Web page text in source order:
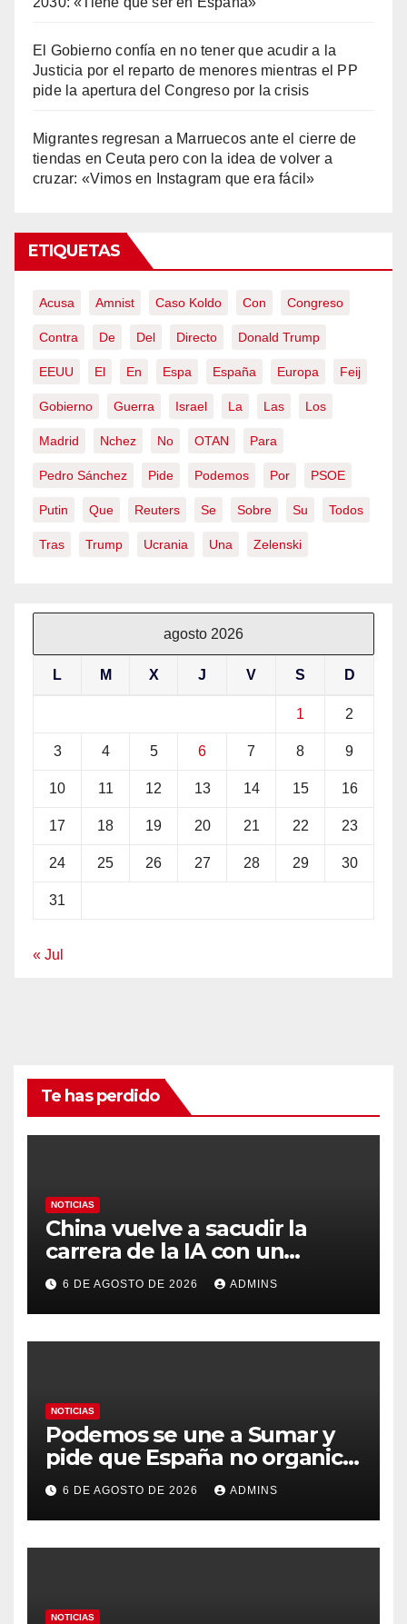
El Gobierno confía en no tener que acudir a la
Justicia por el reparto de menores mientras el PP
pide la apertura del Congreso por la crisis
Migrantes regresan a Marruecos ante el cierre de
tiendas en Ceuta pero con la idea de volver a
cruzar: «Vimos en Instagram que era fácil»
ETIQUETAS
Acusa Amnist Caso Koldo Con Congreso
Contra De Del Directo Donald Trump
EEUU El En Espa España Europa Feij
Gobierno Guerra Israel La Las Los
Madrid Nchez No OTAN Para
Pedro Sánchez Pide Podemos Por PSOE
Putin Que Reuters Se Sobre Su Todos
Tras Trump Ucrania Una Zelenski
agosto 2026
L M X J V S D
1 2
3 4 5 6 7 8 9
10 11 12 13 14 15 16
17 18 19 20 21 22 23
24 25 26 27 28 29 30
31
« Jul
Te has perdido
NOTICIAS
China vuelve a sacudir la
carrera de la IA con un
modelo capaz de trabajar
durante días sin intervención
humana
6 DE AGOSTO DE 2026 ADMINS
NOTICIAS
Podemos se une a Sumar y
pide que España no organice
el Mundial 2030 con
Marruecos por «atentar
contra la soberanía nacional»
6 DE AGOSTO DE 2026 ADMINS
NOTICIAS